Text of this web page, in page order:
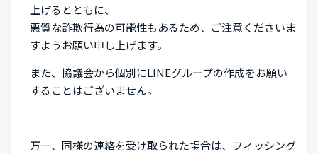
上げるとともに、
悪質な詐欺行為の可能性もあるため、ご注意くださいま
すようお願い申し上げます。
また、協議会から個別にLINEグループの作成をお願い
することはございません。
万一、同様の連絡を受け取られた場合は、フィッシング